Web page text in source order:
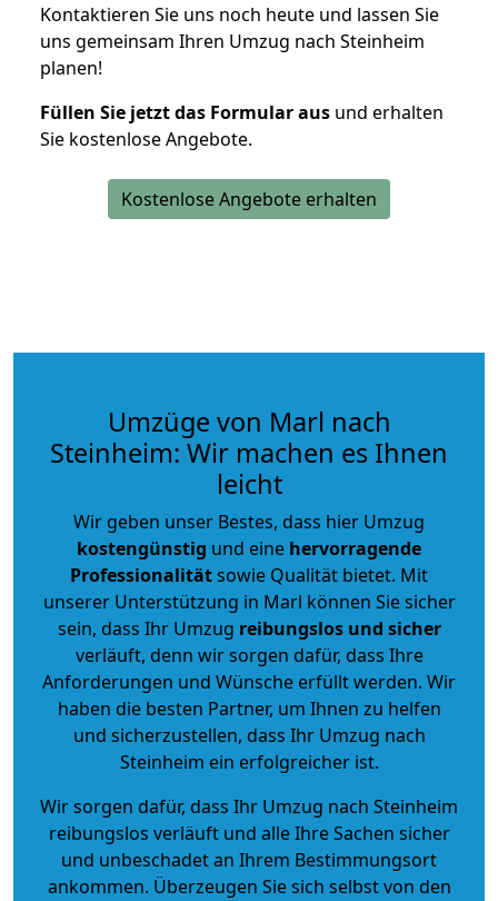
Kontaktieren Sie uns noch heute und lassen Sie
uns gemeinsam Ihren Umzug nach Steinheim
planen!
Füllen Sie jetzt das Formular aus und erhalten
Sie kostenlose Angebote.
Kostenlose Angebote erhalten
Umzüge von Marl nach
Steinheim: Wir machen es Ihnen
leicht
Wir geben unser Bestes, dass hier Umzug
kostengünstig und eine hervorragende
Professionalitätsowie Qualität bietet. Mit
unserer Unterstützung in Marl können Sie sicher
sein, dass Ihr Umzug reibungslos und sicher
verläuft, denn wir sorgen dafür, dass Ihre
Anforderungen und Wünsche erfüllt werden. Wir
haben die besten Partner, um Ihnen zu helfen
und sicherzustellen, dass Ihr Umzug nach
Steinheim ein erfolgreicher ist.
Wir sorgen dafür, dass Ihr Umzug nach Steinheim
reibungslos verläuft und alle Ihre Sachen sicher
und unbeschadet an Ihrem Bestimmungsort
ankommen. Überzeugen Sie sich selbst von den